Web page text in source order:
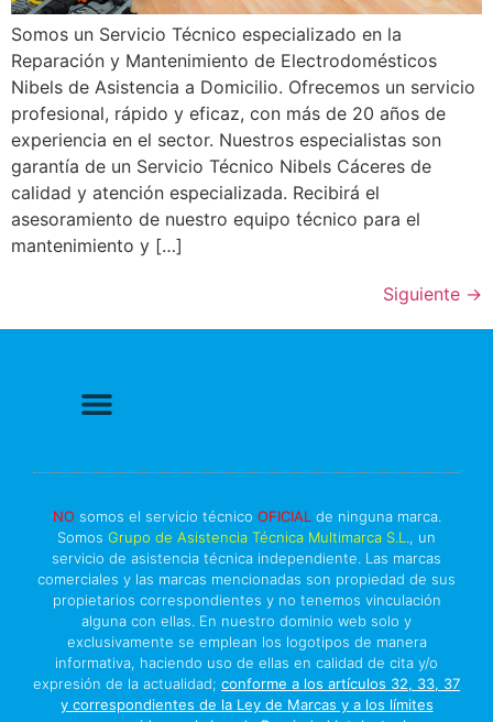
Somos un Servicio Técnico especializado en la
Reparación y Mantenimiento de Electrodomésticos
Nibels de Asistencia a Domicilio. Ofrecemos un servicio
profesional, rápido y eficaz, con más de 20 años de
experiencia en el sector. Nuestros especialistas son
garantía de un Servicio Técnico Nibels Cáceres de
calidad y atención especializada. Recibirá el
asesoramiento de nuestro equipo técnico para el
mantenimiento y […]
Siguiente →
NO somos el servicio técnico OFICIAL de ninguna marca.
Somos Grupo de Asistencia Técnica Multimarca S.L., un
servicio de asistencia técnica independiente. Las marcas
comerciales y las marcas mencionadas son propiedad de sus
propietarios correspondientes y no tenemos vinculación
alguna con ellas. En nuestro dominio web solo y
exclusivamente se emplean los logotipos de manera
informativa, haciendo uso de ellas en calidad de cita y/o
expresión de la actualidad; conforme a los artículos 32, 33, 37
y correspondientes de la Ley de Marcas y a los límites